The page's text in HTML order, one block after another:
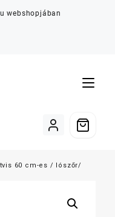
webshopjában
60 cm-es / lószőr/